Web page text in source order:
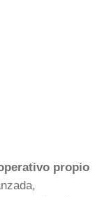
propio